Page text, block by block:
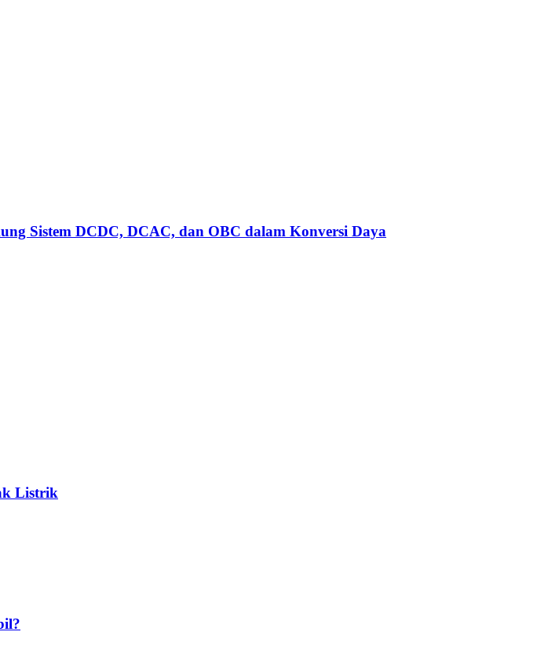
Sistem DCDC, DCAC, dan OBC dalam Konversi Daya
Listrik